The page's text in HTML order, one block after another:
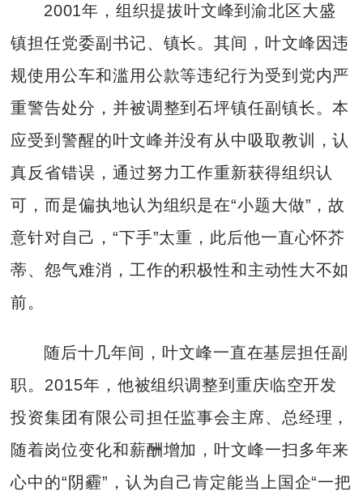
2001年，组织提拔叶文峰到渝北区大盛
镇担任党委副书记、镇长。其间，叶文峰因违
规使用公车和滥用公款等违纪行为受到党内严
重警告处分，并被调整到石坪镇任副镇长。本
应受到警醒的叶文峰并没有从中吸取教训，认
真反省错误，通过努力工作重新获得组织认
可，而是偏执地认为组织是在“小题大做”，故
意针对自己，“下手”太重，此后他一直心怀芥
蒂、怨气难消，工作的积极性和主动性大不如
前。
随后十几年间，叶文峰一直在基层担任副
职。2015年，他被组织调整到重庆临空开发
投资集团有限公司担任监事会主席、总经理，
随着岗位变化和薪酬增加，叶文峰一扫多年来
心中的“阴霾”，认为自己肯定能当上国企“一把